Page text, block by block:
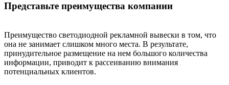
Представьте преимущества компании
Преимущество светодиодной рекламной вывески в том, что
она не занимает слишком много места. В результате,
принудительное размещение на нем большого количества
информации, приводит к рассеиванию внимания
потенциальных клиентов.